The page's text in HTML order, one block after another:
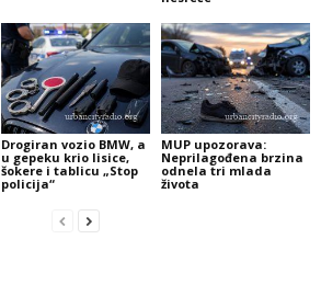
Drogiran vozio BMW, a
u gepeku krio lisice,
šokere i tablicu „Stop
policija“
MUP upozorava:
Neprilagođena brzina
odnela tri mlada
života